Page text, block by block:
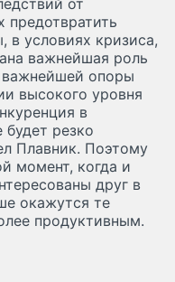
от
предотвратить
в условиях кризиса,
важнейшая роль
важнейшей опоры
высокого уровня
в
резко
Плавник. Поэтому
момент, когда и
друг в
окажутся те
продуктивным.